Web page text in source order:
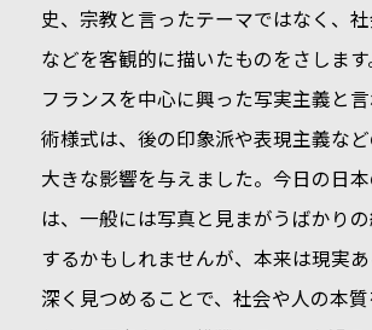
史、宗教と言ったテーマではなく、
などを客観的に描いたものをさします
フランスを中心に興った写実主義と
術様式は、後の印象派や表現主義な
大きな影響を与えました。今日の日
は、一般には写真と見まがうばかり
するかもしれませんが、本来は現実
深く見つめることで、社会や人の本